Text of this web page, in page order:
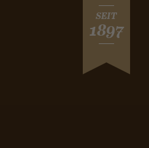
SEIT
1897